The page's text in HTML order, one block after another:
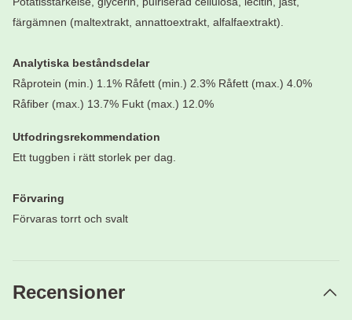
färgämnen (maltextrakt, annattoextrakt, alfalfaextrakt).
Analytiska beståndsdelar
Råprotein (min.) 1.1% Råfett (min.) 2.3% Råfett (max.) 4.0%
Råfiber (max.) 13.7% Fukt (max.) 12.0%
Utfodringsrekommendation
Ett tuggben i rätt storlek per dag.
Förvaring
Förvaras torrt och svalt
Recensioner